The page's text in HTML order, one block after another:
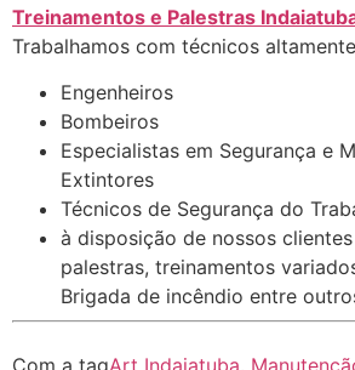
Treinamentos e Palestras
Trabalhamos com técnicos
Engenheiros
Bombeiros
Especialistas em Segurança e
Extintores
Técnicos de Segurança do
à disposição de nossos
palestras, treinamentos
Brigada de incêndio entre
Com a tagArt Indaiatuba,